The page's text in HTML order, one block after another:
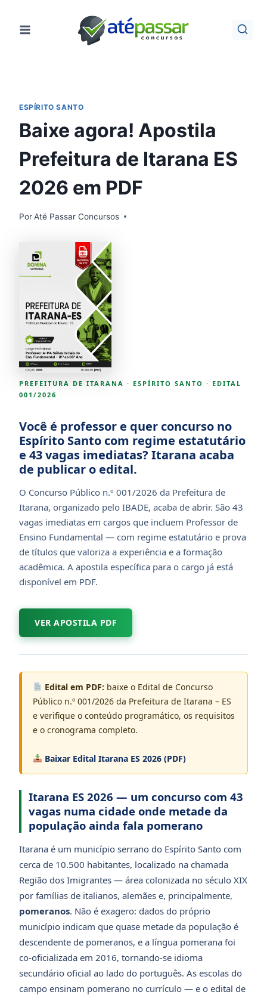
para
ESPÍRITO SANTO
Baixe agora! Apostila
Prefeitura de Itarana ES
2026 em PDF
PorAté Passar Concursos
PREFEITURA DE ITARANA · ESPÍRITO SANTO · EDITAL
001/2026
Você é professor e quer concurso no
Espírito Santo com regime estatutário
e 43 vagas imediatas? Itarana acaba
de publicar o edital.
O Concurso Público n.º 001/2026 da Prefeitura de
Itarana, organizado pelo IBADE, acaba de abrir. São 43
vagas imediatas em cargos que incluem Professor de
Ensino Fundamental — com regime estatutário e prova
de títulos que valoriza a experiência e a formação
acadêmica. A apostila específica para o cargo já está
disponível em PDF.
VER APOSTILA PDF
Edital em PDF: baixe o Edital de Concurso
Público n.º 001/2026 da Prefeitura de Itarana – ES
e verifique o conteúdo programático, os requisitos
e o cronograma completo.
Baixar Edital Itarana ES 2026 (PDF)
Itarana ES 2026 — um concurso com 43
vagas numa cidade onde metade da
população ainda fala pomerano
Itarana é um município serrano do Espírito Santo com
cerca de 10.500 habitantes, localizado na chamada
Região dos Imigrantes — área colonizada no século XIX
por famílias de italianos, alemães e, principalmente,
pomeranos. Não é exagero: dados do próprio
município indicam que quase metade da população é
descendente de pomeranos, e a língua pomerana foi
co-oficializada em 2016, tornando-se idioma
secundário oficial ao lado do português. As escolas do
campo ensinam pomerano no currículo — e o edital de